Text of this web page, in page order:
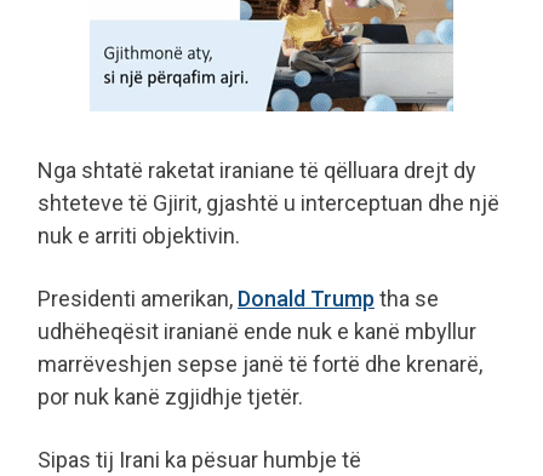
Nga shtatë raketat iraniane të qëlluara drejt dy
shteteve të Gjirit, gjashtë u interceptuan dhe një
nuk e arriti objektivin.
Presidenti amerikan, Donald Trump tha se
udhëheqësit iranianë ende nuk e kanë mbyllur
marrëveshjen sepse janë të fortë dhe krenarë,
por nuk kanë zgjidhje tjetër.
Sipas tij Irani ka pësuar humbje të